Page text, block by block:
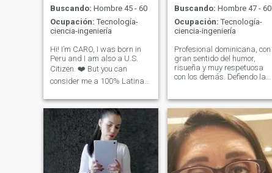
Buscando: Hombre 45 - 60
Ocupación: Tecnología-
ciencia-ingeniería
Hi! I’m CARO, I was born in
Peru and I am also a U.S.
Citizen. ❤️ But you can
consider me a 100% Latina
EXCLUSIVITY, LOYALTY and
High Family Oriented Values
and My Faith in God. I am an
Educated Woman with
GREAT AMBITIONS and I'm
pleased to set My Goals and
be able to achieve them. I’m a
Professional Engineer with a
Buscando: Hombre 47 - 60
Ocupación: Tecnología-
ciencia-ingeniería
Profesional dominicana, con
gran sentido del humor,
risueña y muy respetuosa
con los demás. Defiendo la
adoro la naturaleza y estilo
de vida simple y sano.
Dispuesta a correr riesgo
para disfrutar lindas
experiencias.